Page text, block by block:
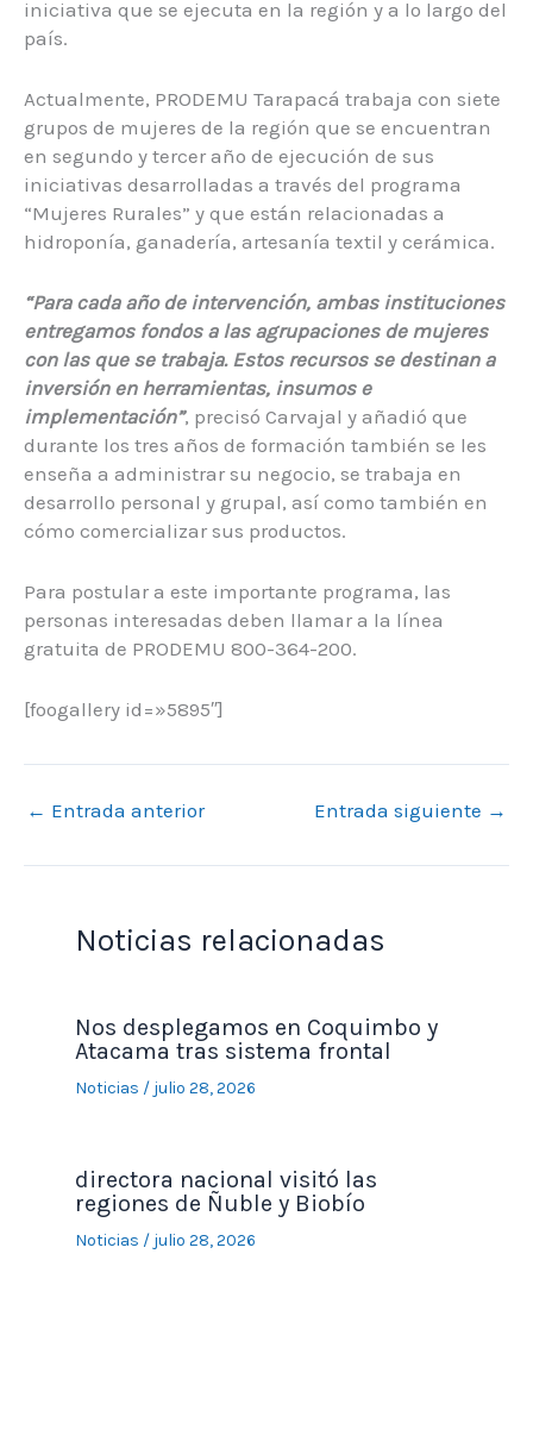
iniciativa que se ejecuta en la región y a lo largo del
país.
Actualmente, PRODEMU Tarapacá trabaja con siete
grupos de mujeres de la región que se encuentran
en segundo y tercer año de ejecución de sus
iniciativas desarrolladas a través del programa
“Mujeres Rurales” y que están relacionadas a
hidroponía, ganadería, artesanía textil y cerámica.
“Para cada año de intervención, ambas instituciones
entregamos fondos a las agrupaciones de mujeres
con las que se trabaja. Estos recursos se destinan a
inversión en herramientas, insumos e
implementación”, precisó Carvajal y añadió que
durante los tres años de formación también se les
enseña a administrar su negocio, se trabaja en
desarrollo personal y grupal, así como también en
cómo comercializar sus productos.
Para postular a este importante programa, las
personas interesadas deben llamar a la línea
gratuita de PRODEMU 800-364-200.
[foogallery id=»5895″]
← Entrada anterior Entrada siguiente →
Noticias relacionadas
Nos desplegamos en Coquimbo y
Atacama tras sistema frontal
Noticias / julio 28, 2026
directora nacional visitó las
regiones de Ñuble y Biobío
Noticias / julio 28, 2026